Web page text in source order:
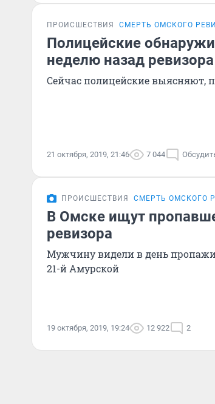
ПРОИСШЕСТВИЯ СМЕРТЬ ОМСКОГО
Полицейские
неделю назад ревизора
Сейчас полицейские выясняют,
21 октября, 2019, 21:46 7 044
ПРОИСШЕСТВИЯ СМЕРТЬ ОМСКОГО
В Омске ищут
ревизора
Мужчину видели в день
21-й Амурской
19 октября, 2019, 19:24 12 922 2